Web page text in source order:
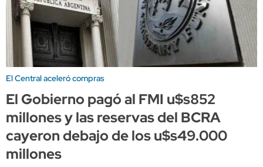
El Central aceleró compras
El Gobierno pagó al FMI u$s852
millones y las reservas del BCRA
cayeron debajo de los u$s49.000
millones